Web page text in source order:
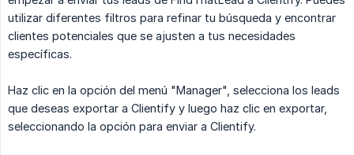
utilizar diferentes filtros para refinar tu búsqueda y encontrar
clientes potenciales que se ajusten a tus necesidades
específicas.
Haz clic en la opción del menú "Manager", selecciona los leads
que deseas exportar a Clientify y luego haz clic en exportar,
seleccionando la opción para enviar a Clientify.